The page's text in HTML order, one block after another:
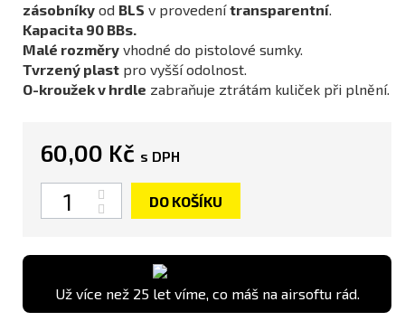
zásobníky od BLS v provedenítransparentní.
Kapacita 90 BBs.
Malé rozměry vhodné do pistolové sumky.
Tvrzený plast pro vyšší odolnost.
O-kroužek v hrdle zabraňuje ztrátám kuliček při plnění.
60,00 Kč s DPH
Počet
DO KOŠÍKU
Už více než 25 let víme, co máš na airsoftu rád.